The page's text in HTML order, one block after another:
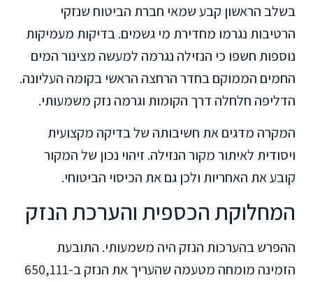
בשלב הראשון קבע שמאי חברת הביטוח שנזקי
הרטיבות נגרמו מחדירת מי גשמים. בדיקות מעמיקות
נוספות חשפו כי הנזילה נגרמה למעשה מצינור המים
החמים הממוקם בחדר הרחצה הראשי בקומה העליונה.
הדליפה חלחלה דרך הקומות וגרמה נזק משמעותי.
המקרה מדגים את חשיבותה של בדיקה מקצועית
ויסודית לאיתור מקור הנזילה. זיהוי נכון של המקור
קובע את האחריות ולכן גם את הכיסוי הביטוחי.
המחלוקת הכספית והערכת הנזק
ההפרש בהערכות הנזק היה משמעותי. התובעת
הזמינה מומחה מטעמה שהעריך את הנזק ב-650,111